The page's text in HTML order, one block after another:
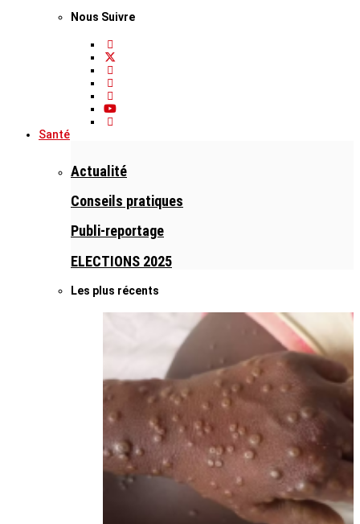
Nous Suivre
Santé
Actualité
Conseils pratiques
Publi-reportage
ELECTIONS 2025
Les plus récents